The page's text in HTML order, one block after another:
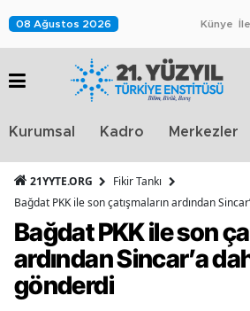
08 Ağustos 2026 Künye
Kurumsal Kadro Merkezler
21YYTE.ORG
Fikir Tankı
Bağdat PKK ile son çatışmaların ardından
Bağdat PKK ile son
ardından Sincar’a
gönderdi